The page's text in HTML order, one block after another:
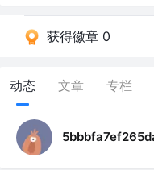
获得徽章 0
动态 文章 专栏